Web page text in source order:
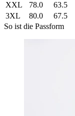
XXL
78.0 63.5
3XL
80.0 67.5
So ist die Passform